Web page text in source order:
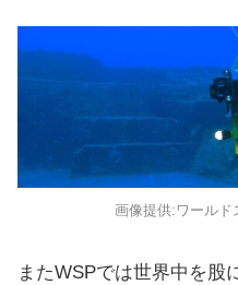
画像提供:ワールド
またWSPでは世界中を股